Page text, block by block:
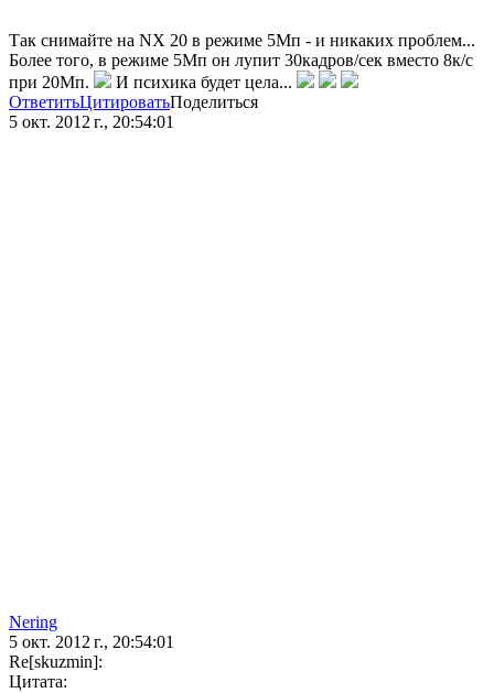
Так снимайте на NX 20 в режиме 5Мп - и никаких проблем...
Более того, в режиме 5Мп он лупит 30кадров/сек вместо 8к/с
при 20Мп.
И психика будет цела...
ОтветитьЦитироватьПоделиться
5 окт. 2012 г., 20:54:01
Nering
5 окт. 2012 г., 20:54:01
Re[skuzmin]:
Цитата: